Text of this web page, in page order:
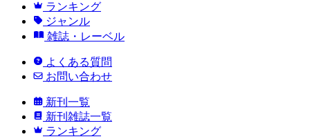
ランキング
ジャンル
雑誌・レーベル
よくある質問
お問い合わせ
新刊一覧
新刊雑誌一覧
ランキング